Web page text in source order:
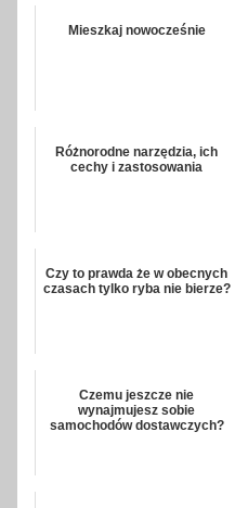
Mieszkaj nowocześnie
Różnorodne narzędzia, ich
cechy i zastosowania
Czy to prawda że w obecnych
czasach tylko ryba nie bierze?
Czemu jeszcze nie
wynajmujesz sobie
samochodów dostawczych?